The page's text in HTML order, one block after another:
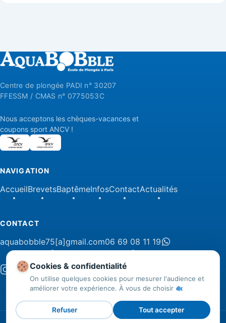
Centre de plongée PADI n° 30207
FFESSM / CMAS n° 0775053C
Nous acceptons les chèques-vacances et
coupons sport ANCV !
NAVIGATION
AccueilBrevetsBaptêmeInfosContactActualités
CONTACT
aquabobble75[a]gmail.com06 69 08 11 19
Cookies & confidentialité
On utilise quelques cookies pour mesurer l'audience et
améliorer votre expérience. À vous de choisir
Tout accepter
Refuser